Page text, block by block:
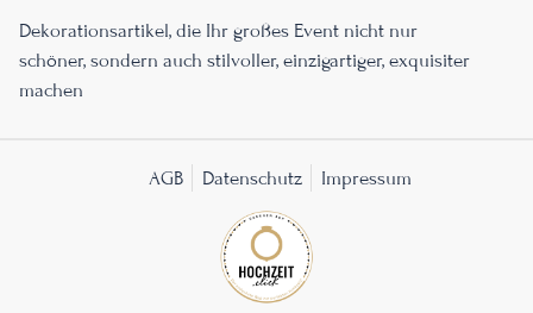
Dekorationsartikel, die Ihr großes Event nicht nur
schöner, sondern auch stilvoller, einzigartiger, exquisiter
machen
AGB Datenschutz Impressum